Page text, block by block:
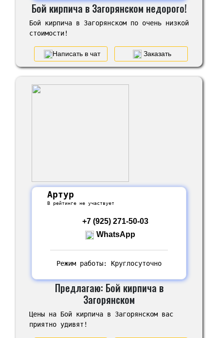
Бой кирпича в Загорянском недорого!
Бой кирпича в Загорянском по очень низкой
стоимости!
Написать в чат Заказать
Артур
В рейтинге не участвует
+7 (925) 271-50-03
WhatsApp
Режим работы: Круглосуточно
Предлагаю: Бой кирпича в
Загорянском
Цены на Бой кирпича в Загорянском вас
приятно удивят!